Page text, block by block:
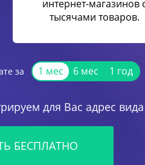
интернет-магазинов
тысячами товаров.
за 1 мес 6 мес 1 год
для Вас адрес
БЕСПЛАТНО